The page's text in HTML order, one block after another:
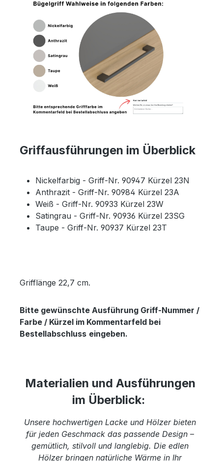
Griffausführungen im Überblick
Nickelfarbig - Griff-Nr. 90947 Kürzel 23N
Anthrazit - Griff-Nr. 90984 Kürzel 23A
Weiß - Griff-Nr. 90933 Kürzel 23W
Satingrau - Griff-Nr. 90936 Kürzel 23SG
Taupe - Griff-Nr. 90937 Kürzel 23T
Grifflänge 22,7 cm.
Bitte gewünschte Ausführung Griff-Nummer /
Farbe / Kürzel im Kommentarfeld bei
Bestellabschluss eingeben.
Materialien und Ausführungen
im Überblick:
Unsere hochwertigen Lacke und Hölzer bieten
für jeden Geschmack das passende Design –
gemütlich, stilvoll und langlebig. Die edlen
Hölzer bringen natürliche Wärme in Ihr